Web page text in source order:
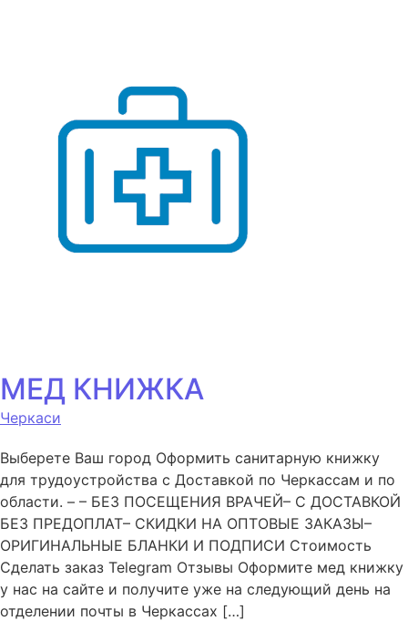
МЕД КНИЖКА
Черкаси
Выберете Ваш город Оформить санитарную книжку
для трудоустройства с Доставкой по Черкассам и по
области. – – БЕЗ ПОСЕЩЕНИЯ ВРАЧЕЙ– С ДОСТАВКОЙ
БЕЗ ПРЕДОПЛАТ– СКИДКИ НА ОПТОВЫЕ ЗАКАЗЫ–
ОРИГИНАЛЬНЫЕ БЛАНКИ И ПОДПИСИ Стоимость
Сделать заказ Telegram Отзывы Оформите мед книжку
у нас на сайте и получите уже на следующий день на
отделении почты в Черкассах […]